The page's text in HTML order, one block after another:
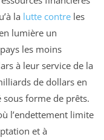
la lutte contre les
lumière un
les moins
à leur service de la
de dollars en
forme de prêts.
l’endettement limite
et à